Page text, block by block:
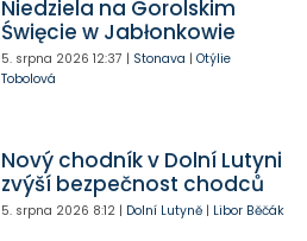
Niedziela na Gorolskim
Święcie w Jabłonkowie
5. srpna 2026 12:37 | Stonava | Otýlie
Tobolová
Nový chodník v Dolní Lutyni
zvýší bezpečnost chodců
5. srpna 2026 8:12| Dolní Lutyně| Libor Běčák